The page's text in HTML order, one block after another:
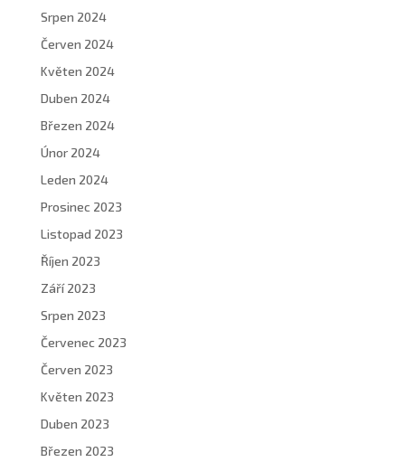
Srpen 2024
Červen 2024
Květen 2024
Duben 2024
Březen 2024
Únor 2024
Leden 2024
Prosinec 2023
Listopad 2023
Říjen 2023
Září 2023
Srpen 2023
Červenec 2023
Červen 2023
Květen 2023
Duben 2023
Březen 2023